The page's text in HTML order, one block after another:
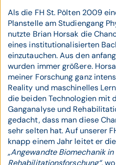
Als die FH St. Pölten 2009
Planstelle am Studiengang
nutzte Brian Horsak die
eines institutionalisierten
einzutauchen. Aus den
wurden immer größere.
meiner Forschung ganz
Reality und maschinelles
die beiden Technologien mit
Ganganalyse und
gedacht, dass man diese
sehr selten hat. Auf unserer
knapp einem Jahr leitet er
„Angewandte Biomechanik in